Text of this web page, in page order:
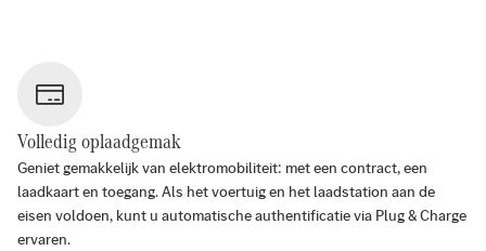
Volledig oplaadgemak
Geniet gemakkelijk van elektromobiliteit: met een contract, een
laadkaart en toegang. Als het voertuig en het laadstation aan de
eisen voldoen, kunt u automatische authentificatie via Plug & Charge
ervaren.